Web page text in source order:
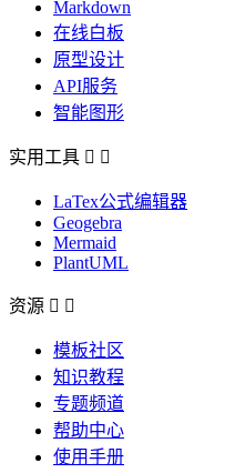
Markdown
在线白板
原型设计
API服务
智能图形
实用工具  
LaTex公式编辑器
Geogebra
Mermaid
PlantUML
资源  
模板社区
知识教程
专题频道
帮助中心
使用手册